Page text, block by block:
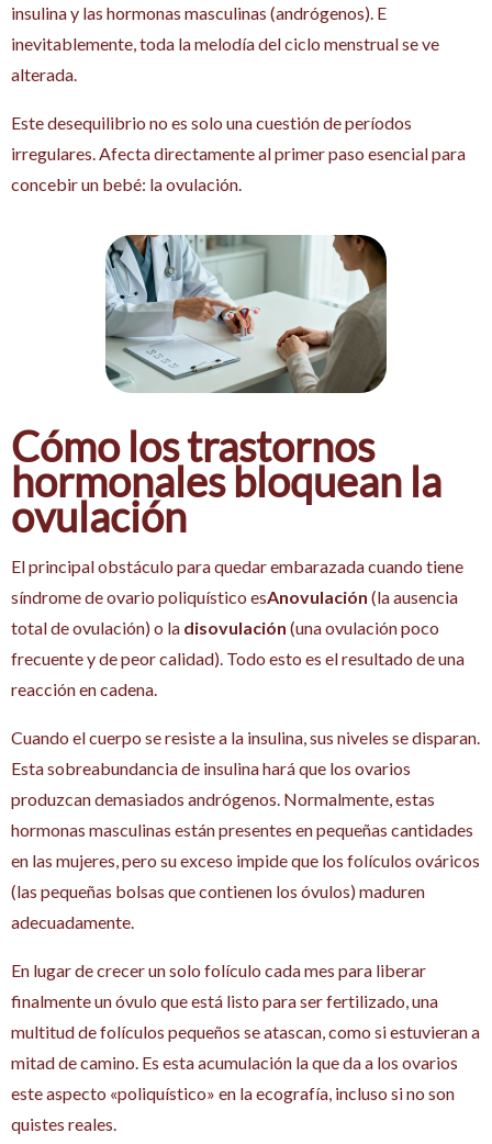
insulina y las hormonas masculinas (andrógenos). E
inevitablemente, toda la melodía del ciclo menstrual se ve
alterada.
Este desequilibrio no es solo una cuestión de períodos
irregulares. Afecta directamente al primer paso esencial para
concebir un bebé: la ovulación.
Cómo los trastornos
hormonales bloquean la
ovulación
El principal obstáculo para quedar embarazada cuando tiene
síndrome de ovario poliquístico esAnovulación (la ausencia
total de ovulación) o la disovulación (una ovulación poco
frecuente y de peor calidad). Todo esto es el resultado de una
reacción en cadena.
Cuando el cuerpo se resiste a la insulina, sus niveles se disparan.
Esta sobreabundancia de insulina hará que los ovarios
produzcan demasiados andrógenos. Normalmente, estas
hormonas masculinas están presentes en pequeñas cantidades
en las mujeres, pero su exceso impide que los folículos ováricos
(las pequeñas bolsas que contienen los óvulos) maduren
adecuadamente.
En lugar de crecer un solo folículo cada mes para liberar
finalmente un óvulo que está listo para ser fertilizado, una
multitud de folículos pequeños se atascan, como si estuvieran a
mitad de camino. Es esta acumulación la que da a los ovarios
este aspecto «poliquístico» en la ecografía, incluso si no son
quistes reales.